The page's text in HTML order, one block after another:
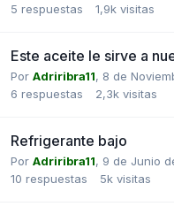
5 respuestas 1,9k visitas
Este aceite le sirve a
Por Adriribra11, 8 de
6 respuestas 2,3k visitas
Refrigerante bajo
Por Adriribra11, 9 de Junio
10 respuestas 5k visitas